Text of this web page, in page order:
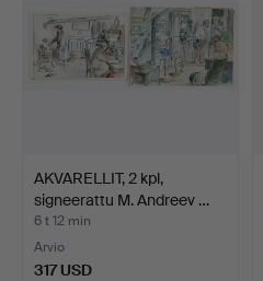
AKVARELLIT, 2 kpl,
signeerattu M. Andreev …
6 t 12 min
Arvio
317 USD